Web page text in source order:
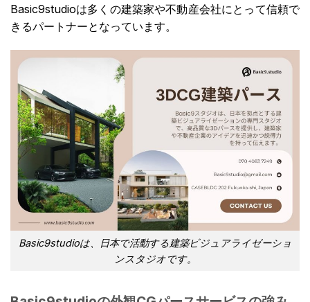
Basic9studioは多くの建築家や不動産会社にとって信頼で
きるパートナーとなっています。
Basic9studioは、日本で活動する建築ビジュアライゼーショ
ンスタジオです。